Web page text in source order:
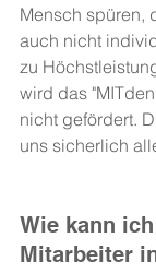
Mensch spüren,
auch nicht
zu
wird das
nicht gefördert.
uns sicherlich
Wie kann
Mitarbeiter